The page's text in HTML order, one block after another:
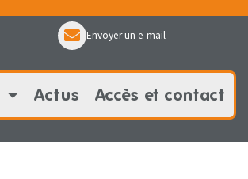
Envoyer un e-mail
Actus Accès et contact